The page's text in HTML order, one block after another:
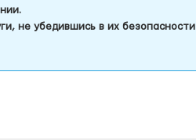
не убедившись в их безопасности